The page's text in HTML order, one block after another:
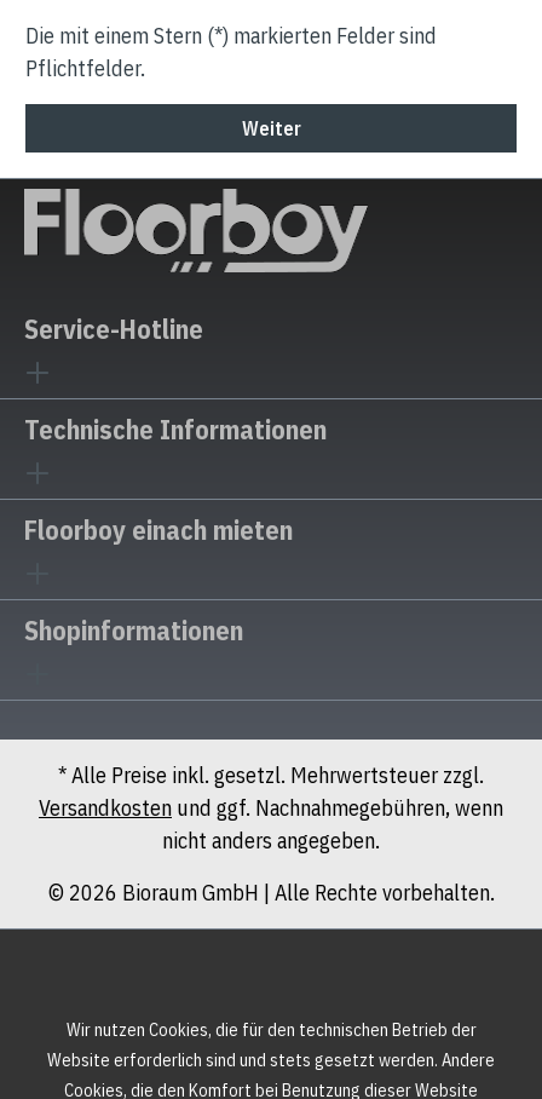
Die mit einem Stern (*) markierten Felder sind
Pflichtfelder.
Weiter
Service-Hotline
Technische Informationen
Floorboy einach mieten
Shopinformationen
* Alle Preise inkl. gesetzl. Mehrwertsteuer zzgl.
Versandkosten und ggf. Nachnahmegebühren, wenn
nicht anders angegeben.
© 2026 Bioraum GmbH | Alle Rechte vorbehalten.
Wir nutzen Cookies, die für den technischen Betrieb der
Website erforderlich sind und stets gesetzt werden. Andere
Cookies, die den Komfort bei Benutzung dieser Website